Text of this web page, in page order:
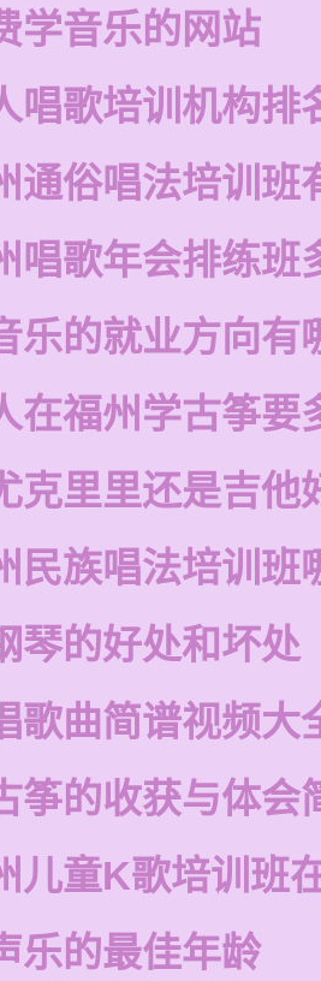
学音乐的网站
唱歌培训机构排
通俗唱法培训班
唱歌年会排练班
乐的就业方向有
在福州学古筝要
克里里还是吉他
民族唱法培训班
琴的好处和坏处
歌曲简谱视频大
筝的收获与体会
儿童K歌培训班
乐的最佳年龄